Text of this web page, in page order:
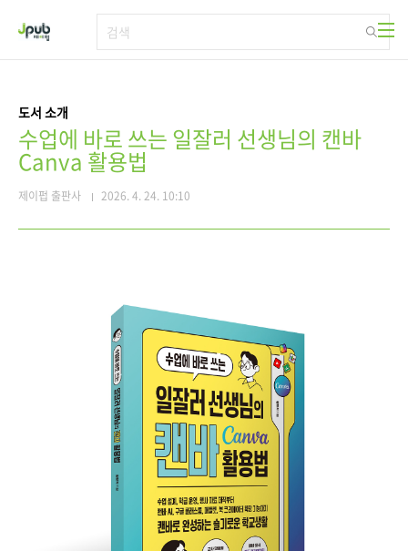
도서 소개
수업에 바로 쓰는 일잘러 선생님의 캔바
Canva 활용법
제이펍 출판사 2026. 4. 24. 10:10